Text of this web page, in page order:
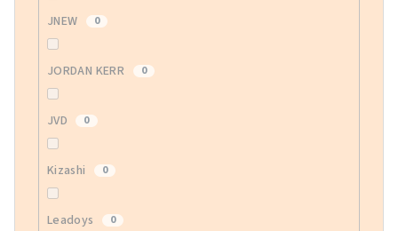
JNEW 0
JORDAN KERR 0
JVD 0
Kizashi 0
Leadoys 0